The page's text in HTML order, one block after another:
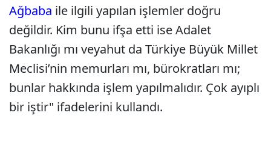
Ağbaba ile ilgili yapılan işlemler doğru
değildir. Kim bunu ifşa etti ise Adalet
Bakanlığı mı veyahut da Türkiye Büyük Millet
Meclisi’nin memurları mı, bürokratları mı;
bunlar hakkında işlem yapılmalıdır. Çok ayıplı
bir iştir" ifadelerini kullandı.